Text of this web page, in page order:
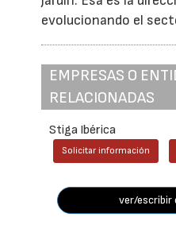
evolucionando el
EMPRESAS O
RELACIONADAS
Stiga Ibérica
Solicitar información
ver/escribir